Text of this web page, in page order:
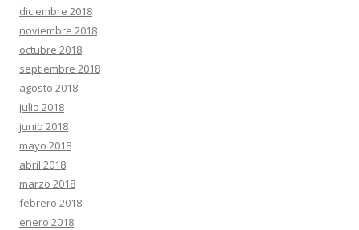
diciembre 2018
noviembre 2018
octubre 2018
septiembre 2018
agosto 2018
julio 2018
junio 2018
mayo 2018
abril 2018
marzo 2018
febrero 2018
enero 2018